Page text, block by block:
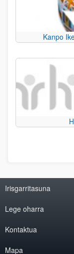
Kanpo
Irisgarritasuna
Lege oharra
Kontaktua
Mapa